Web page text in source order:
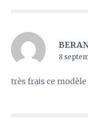
8
très frais ce modèle